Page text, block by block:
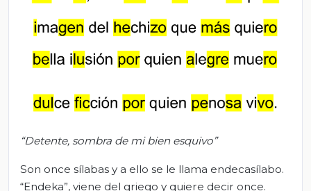
“Detente, sombra de mi bien esquivo”
Son once sílabas y a ello se le llama endecasílabo.
“Endeka”, viene del griego y quiere decir once.